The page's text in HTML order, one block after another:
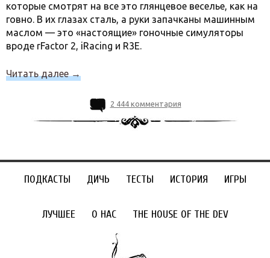
которые смотрят на все это глянцевое веселье, как на
говно. В их глазах сталь, а руки запачканы машинным
маслом — это «настоящие» гоночные симуляторы
вроде rFactor 2, iRacing и R3E.
Читать далее→
2 444 комментария
ПОДКАСТЫ ДИЧЬ ТЕСТЫ ИСТОРИЯ ИГРЫ
ЛУЧШЕЕ О НАС THE HOUSE OF THE DEV